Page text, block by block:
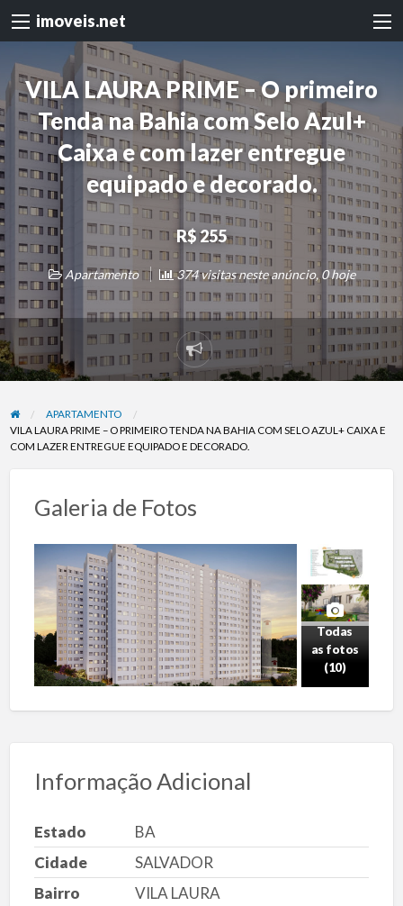
imoveis.net
VILA LAURA PRIME – O primeiro
Tenda na Bahia com Selo Azul+
Caixa e com lazer entregue
equipado e decorado.
R$ 255
Apartamento 374 visitas neste anúncio, 0 hoje
Denunciar
problema
APARTAMENTO
VILA LAURA PRIME – O PRIMEIRO TENDA NA BAHIA COM SELO AZUL+ CAIXA E
COM LAZER ENTREGUE EQUIPADO E DECORADO.
Galeria de Fotos
Todas
as fotos
(10)
Informação Adicional
Estado
BA
Cidade
SALVADOR
Bairro
VILA LAURA